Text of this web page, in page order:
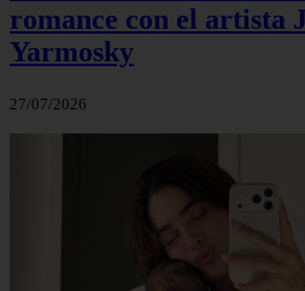
romance con el artista
Yarmosky
27/07/2026